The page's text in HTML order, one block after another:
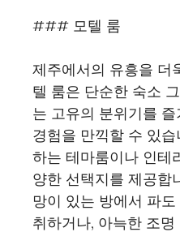
### 모텔 룸
제주에서의 유흥을 더
텔 룸은 단순한 숙소
는 고유의 분위기를
경험을 만끽할 수 있
하는 테마룸이나 인테
양한 선택지를 제공합
망이 있는 방에서 파
취하거나, 아늑한 조